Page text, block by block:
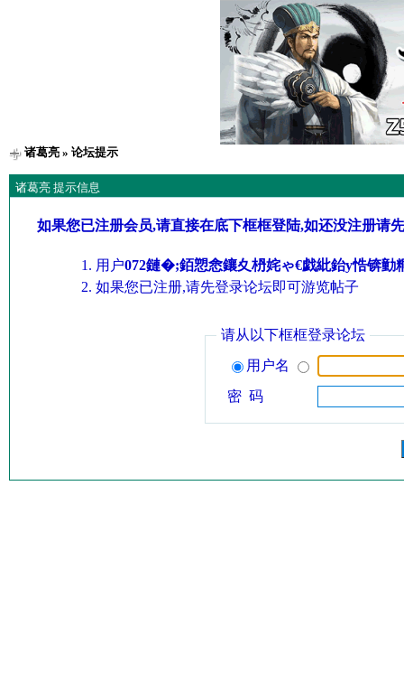
诸葛亮» 论坛提示
诸葛亮 提示信息
如果您已注册会员,请直接在底下框框登陆,如还没注册请
用户072鏈�;銆愬悆鑲夊枬姹ゃ€戯紕鈶у悎锛勭
如果您已注册,请先登录论坛即可游览帖子
请从以下框框登录论坛
用户名
密 码